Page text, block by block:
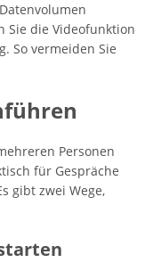
Sie die Videofunktion
So vermeiden Sie
Personen
für Gespräche
gibt zwei Wege,